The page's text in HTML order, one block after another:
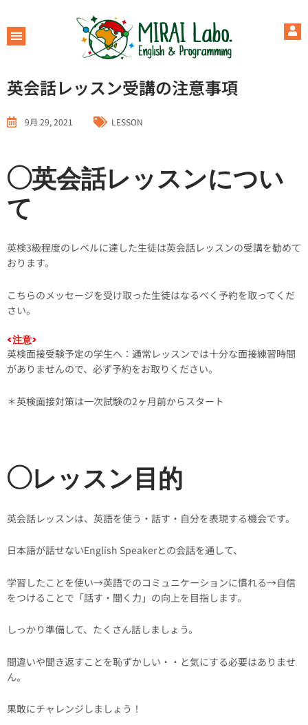
英会話レッスン受講の注意事項
9月 29, 2021 LESSON
◯英会話レッスンについ
て
英検3級程度のレベルに達した生徒は英会話レッスンの受講を勧めて
おります。
こちらのメッセージを受け取った生徒はなるべく予約を取ってくだ
さい。
<注意>
英検面接受験予定の学生へ：通常レッスンでは十分な面接練習時間
がありませんので、必ず予約をお取りください。
＊英検面接対策は一次試験の2ヶ月前からスタート
◯レッスン目的
英会話レッスンは、英語を使う・話す・自分を表現する機会です。
日本語が話せないEnglish Speakerとの会話を通して、
学習したことを使い→英語でのコミュニケーションに慣れる→自信
をつけることで「話す・聞く力」の向上を目指します。
しっかり準備して、たくさん話しましょう。
間違いや聞き返すことを恥ずかしい・・と気にする必要はありませ
ん。
果敢にチャレンジしましょう！